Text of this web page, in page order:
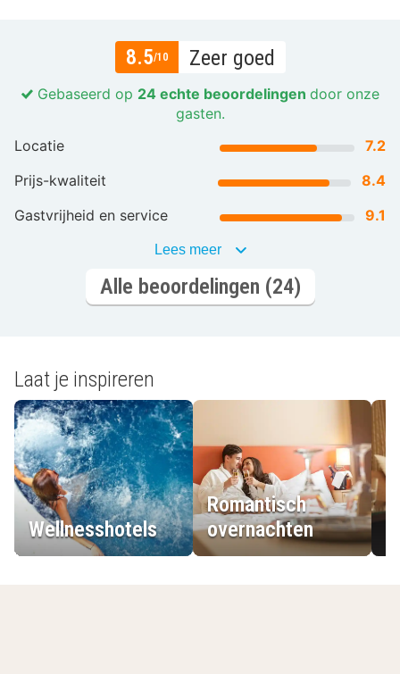
8.5/10 Zeer goed
Gebaseerd op 24 echte beoordelingen door onze
gasten.
Locatie
7.2
Prijs-kwaliteit
8.4
Gastvrijheid en service
9.1
Lees meer
Alle beoordelingen (24)
Laat je inspireren
Wellnesshotels
Romantisch
overnachten